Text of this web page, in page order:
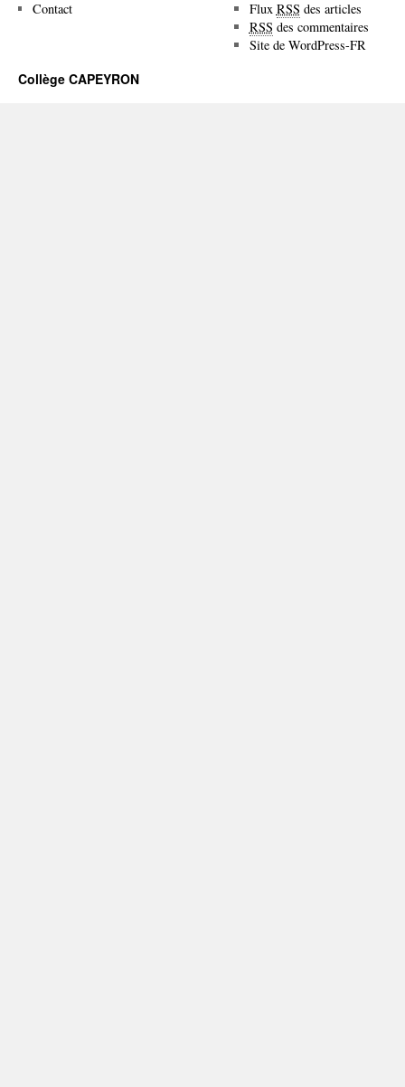
Contact Flux RSS des articles
RSS des commentaires
Site de WordPress-FR
Collège CAPEYRON